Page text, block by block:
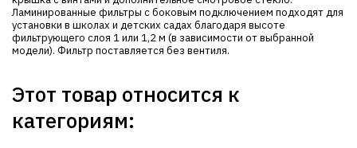
Ламинированные фильтры с боковым подключением подходят для
установки в школах и детских садах благодаря высоте
фильтрующего слоя 1 или 1,2 м (в зависимости от выбранной
модели). Фильтр поставляется без вентиля.
Этот товар относится к
категориям: